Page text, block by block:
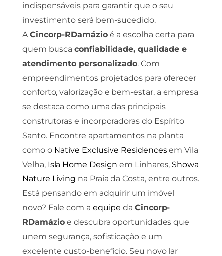
indispensáveis para garantir que o seu
investimento será bem-sucedido.
A Cincorp-RDamázioé a escolha certa para
quem busca confiabilidade, qualidade e
atendimento personalizado. Com
empreendimentos projetados para oferecer
conforto, valorização e bem-estar, a empresa
se destaca como uma das principais
construtoras e incorporadoras do Espírito
Santo. Encontre apartamentos na planta
como o Native Exclusive Residencesem Vila
Velha, Isla Home Design em Linhares, Showa
Nature Living na Praia da Costa, entre outros.
Está pensando em adquirir um imóvel
novo? Fale com a equipe da Cincorp-
RDamázioe descubra oportunidades que
unem segurança, sofisticação e um
excelente custo-benefício. Seu novo lar